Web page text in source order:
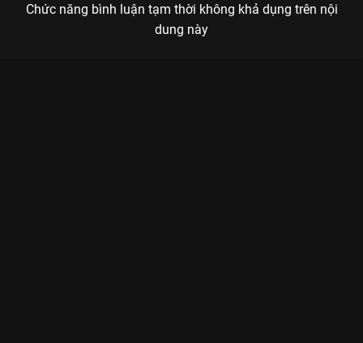
Chức năng bình luận tạm thời không khả dụng trên nội
dung này